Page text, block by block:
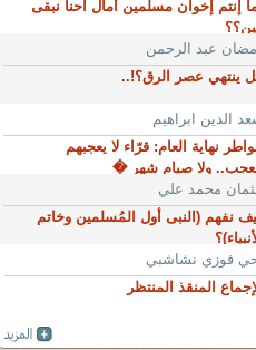
إنتم إخوان مسلمين أمال احنا نبقى
عبد الرحمن
ينتهي عصر الرق؟!..
الدين ابراهيم
نهاية العام: قرّاء لا يعجبهم
ولا صيام شهر �
محمد علي
نفهم (النبى أول المُسلمين وخاتم
فوزي نشاشبي
المنقذ المنتظر